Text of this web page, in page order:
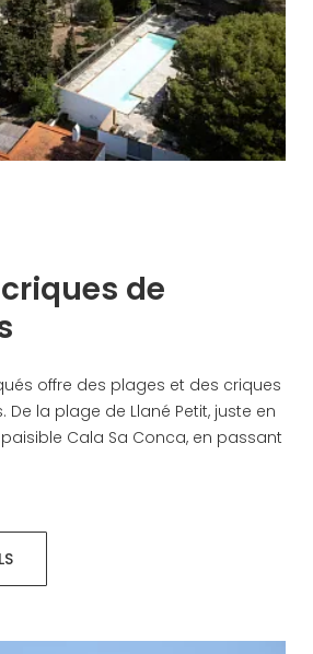
de
offre des plages et des criques
la plage de Llané Petit, juste en
Cala Sa Conca, en passant